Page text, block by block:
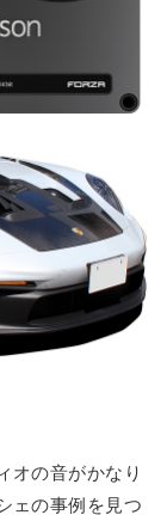
オの音がかなり
ェの事例を見つ